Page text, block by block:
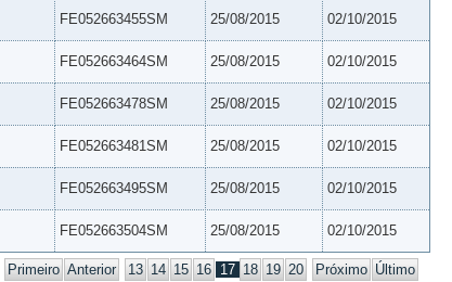
FE052663455SM 25/08/2015 02/10/2015
FE052663464SM 25/08/2015 02/10/2015
FE052663478SM 25/08/2015 02/10/2015
FE052663481SM 25/08/2015 02/10/2015
FE052663495SM 25/08/2015 02/10/2015
FE052663504SM 25/08/2015 02/10/2015
Primeiro Anterior 13 14 15 16 17 18 19 20 Próximo Último